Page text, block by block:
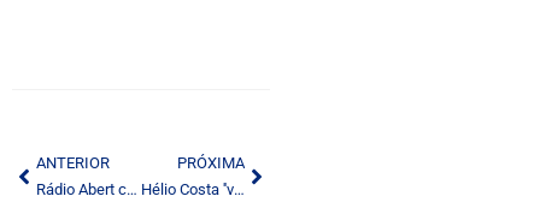
ANTERIOR
Rádio Abert cobrirá temas de interesse da radiodifusão
PRÓXIMA
Hélio Costa ''vende'' TV digital brasileira na América Latina